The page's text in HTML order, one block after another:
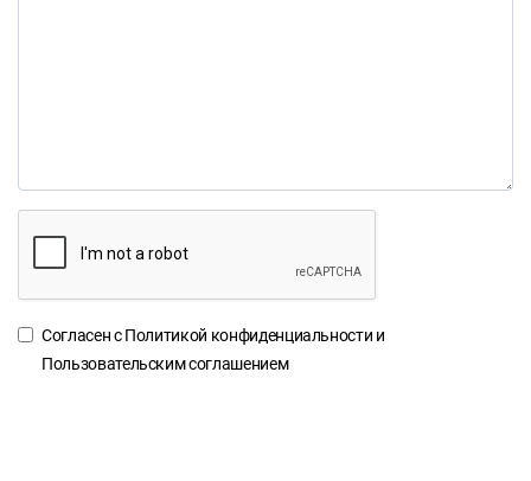
Согласен сПолитикой конфиденциальности и
Пользовательским соглашением